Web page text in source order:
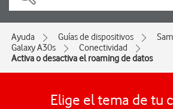
Ayuda Guías de dispositivos
Galaxy A30s
Conectividad
Activa o desactiva el roaming de datos
Elige el tema de tu